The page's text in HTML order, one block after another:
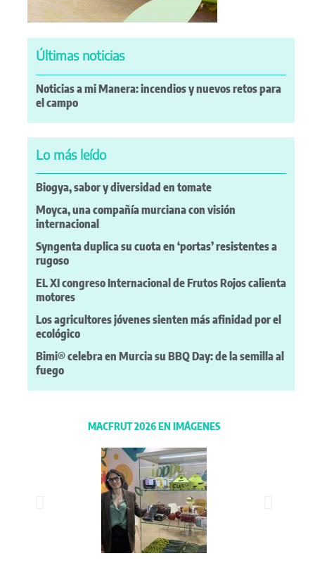
Últimas noticias
Noticias a mi Manera: incendios y nuevos retos para
el campo
Lo más leído
Biogya, sabor y diversidad en tomate
Moyca, una compañía murciana con visión
internacional
Syngenta duplica su cuota en ‘portas’ resistentes a
rugoso
EL XI congreso Internacional de Frutos Rojos calienta
motores
Los agricultores jóvenes sienten más afinidad por el
ecológico
Bimi® celebra en Murcia su BBQ Day: de la semilla al
fuego
MACFRUT 2026 EN IMÁGENES